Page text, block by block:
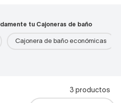
tu Cajoneras de baño
Cajonera de baño económicas
3 productos